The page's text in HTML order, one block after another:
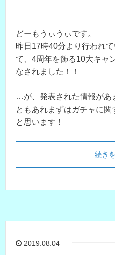
どーもうぃうぃです。
昨日17時40分より行われ
て、4周年を飾る10大キャ
なされました！！
…が、発表された情報があ
ともあれまずはガチャに
と思います！
続き
2019.08.04